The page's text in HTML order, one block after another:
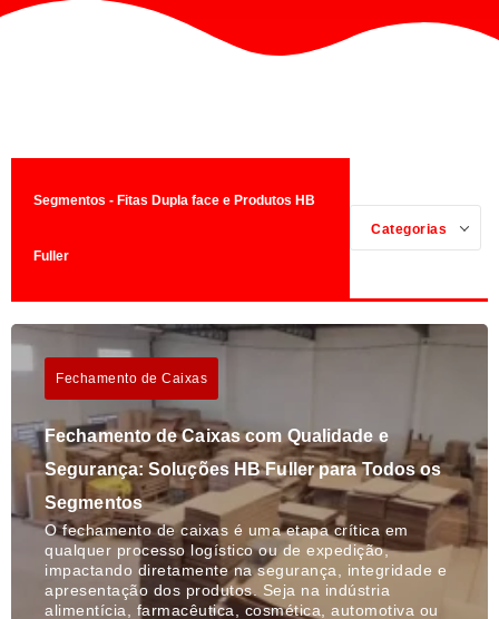
Segmentos - Fitas Dupla face e Produtos HB
Fuller
Categorias
Fechamento de Caixas
Fechamento de Caixas com Qualidade e
Segurança: Soluções HB Fuller para Todos os
Segmentos
O fechamento de caixas é uma etapa crítica em
qualquer processo logístico ou de expedição,
impactando diretamente na segurança, integridade e
apresentação dos produtos. Seja na indústria
alimentícia, farmacêutica, cosmética, automotiva ou